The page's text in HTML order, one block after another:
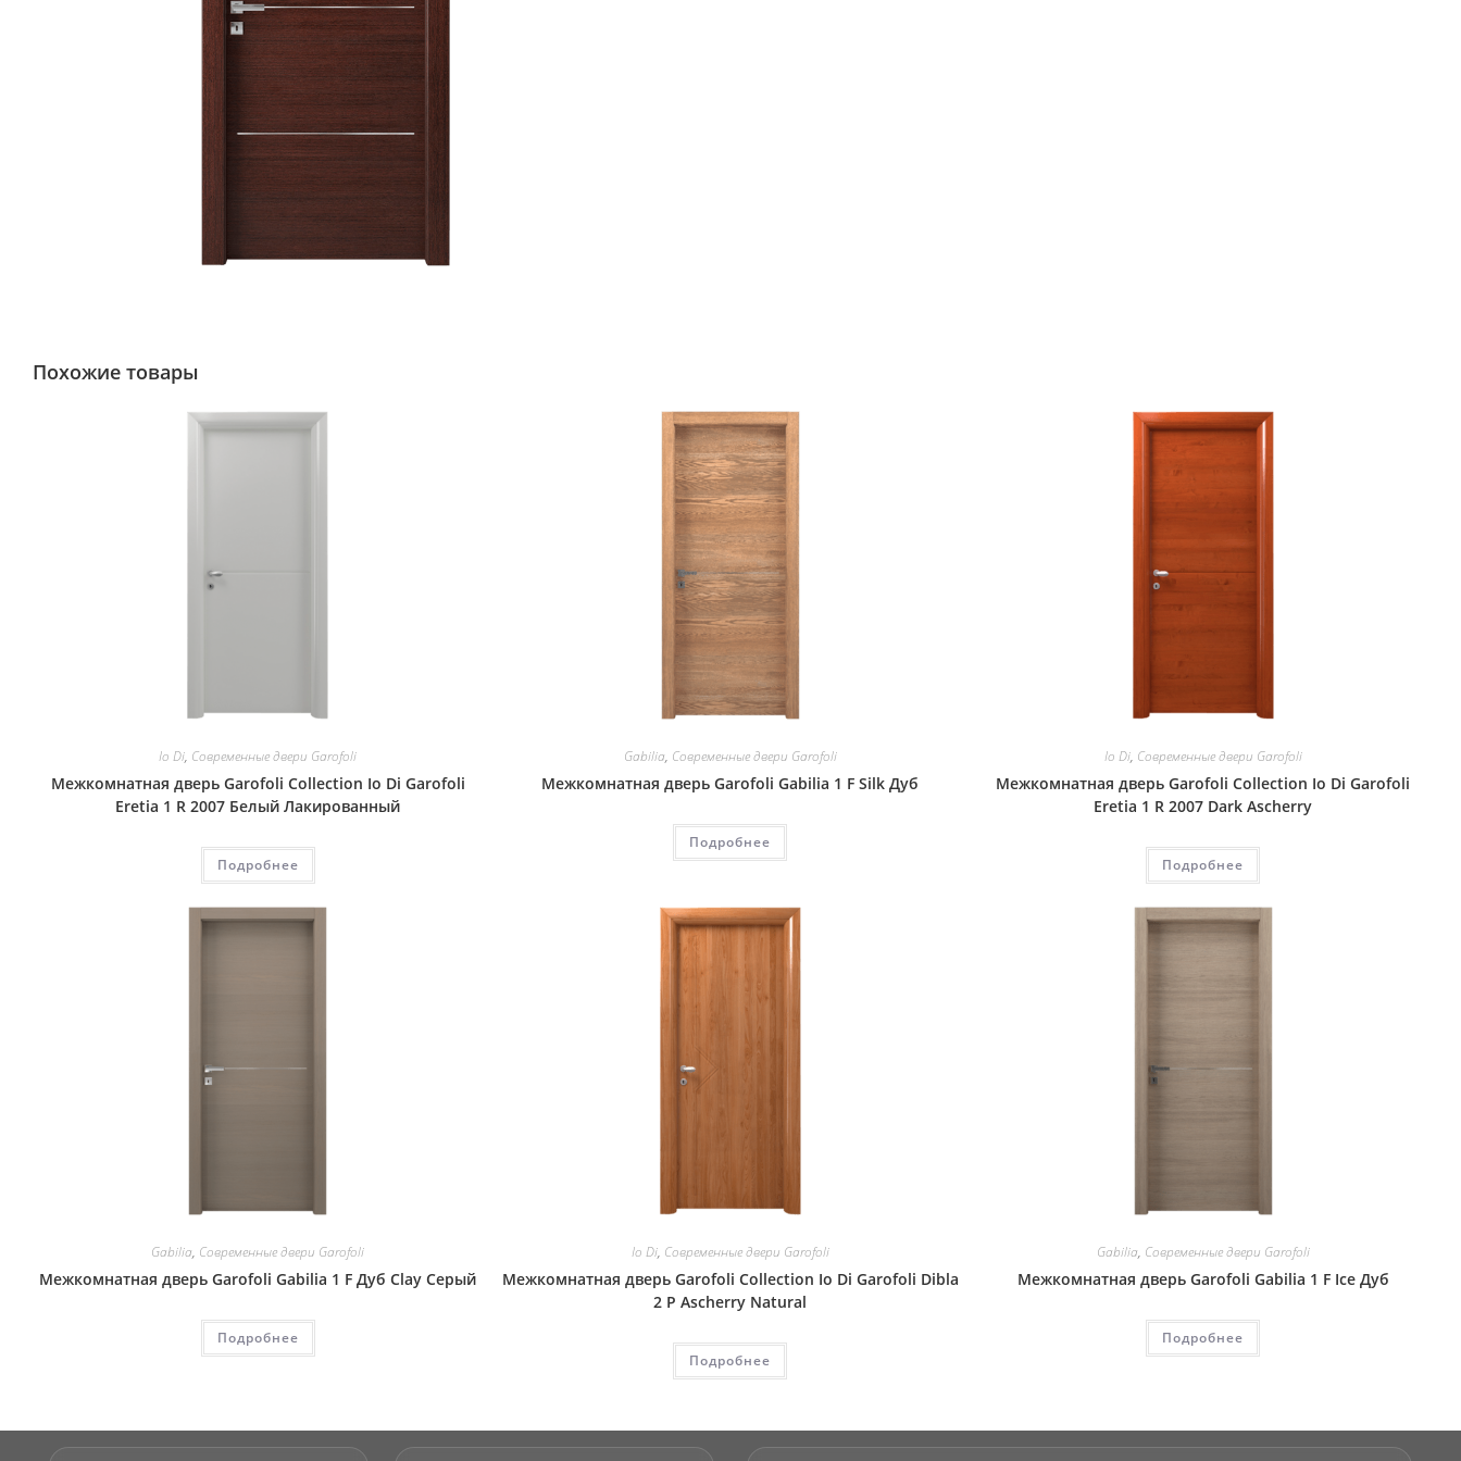
Похожие товары
Io Di, Современные двери Garofoli
Межкомнатная дверь Garofoli Collection Io Di Garofoli
Eretia 1 R 2007 Белый Лакированный
Подробнее
Gabilia, Современные двери Garofoli
Межкомнатная дверь Garofoli Gabilia 1 F Silk Дуб
Подробнее
Io Di, Современные двери Garofoli
Межкомнатная дверь Garofoli Collection Io Di Garofoli
Eretia 1 R 2007 Dark Ascherry
Подробнее
Gabilia, Современные двери Garofoli
Межкомнатная дверь Garofoli Gabilia 1 F Дуб Clay Серый
Подробнее
Io Di, Современные двери Garofoli
Межкомнатная дверь Garofoli Collection Io Di Garofoli Dibla
2 P Ascherry Natural
Подробнее
Gabilia, Современные двери Garofoli
Межкомнатная дверь Garofoli Gabilia 1 F Ice Дуб
Подробнее